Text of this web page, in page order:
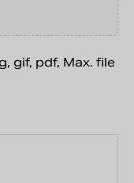
gif, pdf, Max. file